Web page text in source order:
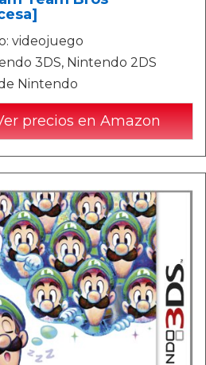
videojuego
3DS, Nintendo 2DS
Nintendo
precios en Amazon